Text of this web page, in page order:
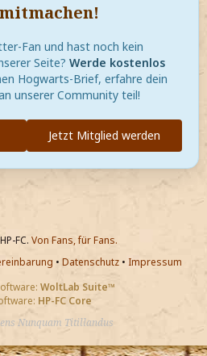
Fan und hast noch kein
Seite? Werde kostenlos
Hogwarts-Brief, erfahre dein
unserer Community teil!
Jetzt Mitglied werden
FC. Von Fans, für Fans.
• Datenschutz• Impressum
WoltLab Suite™
HP-FC Core
Nunquam Titillandus